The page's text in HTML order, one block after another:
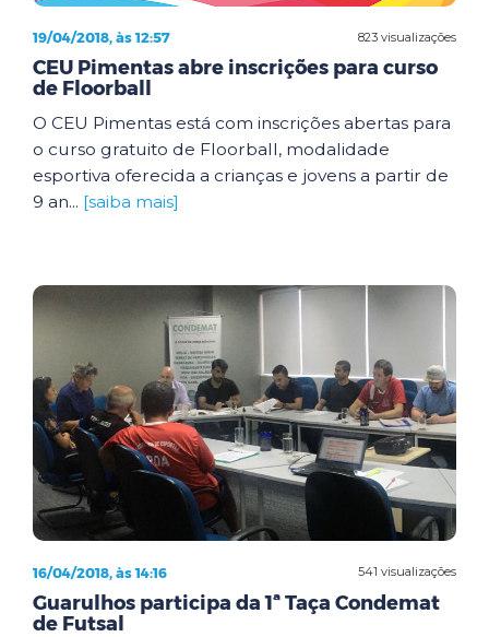
823 visualizações
19/04/2018, às 12:57
CEU Pimentas abre inscrições para curso
de Floorball
O CEU Pimentas está com inscrições abertas para
o curso gratuito de Floorball, modalidade
esportiva oferecida a crianças e jovens a partir de
9 an... [saiba mais]
541 visualizações
16/04/2018, às 14:16
Guarulhos participa da 1ª Taça Condemat
de Futsal